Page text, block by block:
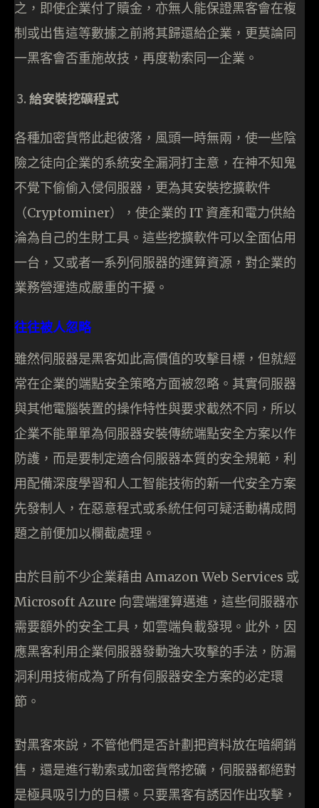
之，即使企業付了贖金，亦無人能保證黑客會在複
制或出售這等數據之前將其歸還給企業，更莫論同
一黑客會否重施故技，再度勒索同一企業。
給安裝挖礦程式
各種加密貨幣此起彼落，風頭一時無兩，使一些陰
險之徒向企業的系統安全漏洞打主意，在神不知鬼
不覺下偷偷入侵伺服器，更為其安裝挖擴軟件
（Cryptominer），使企業的 IT 資產和電力供給
淪為自己的生財工具。這些挖擴軟件可以全面佔用
一台，又或者一系列伺服器的運算資源，對企業的
業務營運造成嚴重的干擾。
往往被人忽略
雖然伺服器是黑客如此高價值的攻擊目標，但就經
常在企業的端點安全策略方面被忽略。其實伺服器
與其他電腦裝置的操作特性與要求截然不同，所以
企業不能單單為伺服器安裝傳統端點安全方案以作
防護，而是要制定適合伺服器本質的安全規範，利
用配備深度學習和人工智能技術的新一代安全方案
先發制人，在惡意程式或系統任何可疑活動構成問
題之前便加以欄截處理。
由於目前不少企業藉由 Amazon Web Services 或
Microsoft Azure 向雲端運算邁進，這些伺服器亦
需要額外的安全工具，如雲端負載發現。此外，因
應黑客利用企業伺服器發動強大攻擊的手法，防漏
洞利用技術成為了所有伺服器安全方案的必定環
節。
對黑客來說，不管他們是否計劃把資料放在暗網銷
售，還是進行勒索或加密貨幣挖礦，伺服器都絕對
是極具吸引力的目標。只要黑客有誘因作出攻擊，